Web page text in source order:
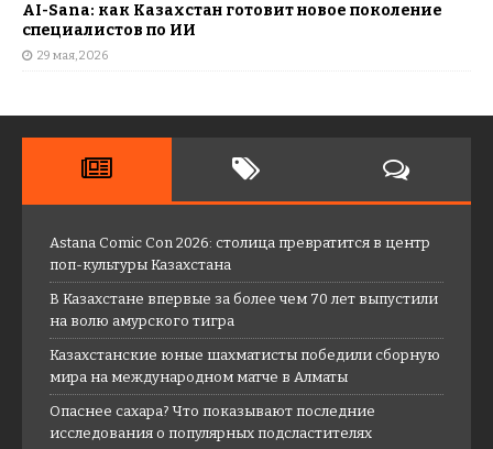
AI-Sana: как Казахстан готовит новое поколение
специалистов по ИИ
29 мая, 2026
Astana Comic Con 2026: столица превратится в центр
поп-культуры Казахстана
В Казахстане впервые за более чем 70 лет выпустили
на волю амурского тигра
Казахстанские юные шахматисты победили сборную
мира на международном матче в Алматы
Опаснее сахара? Что показывают последние
исследования о популярных подсластителях